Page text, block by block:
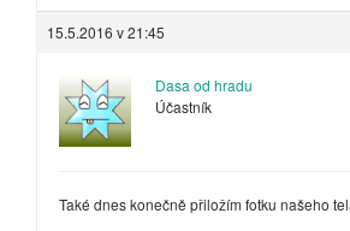
15.5.2016 v 21:45
Dasa od hradu
Účastník
Také dnes konečně přiložím fotku našeho